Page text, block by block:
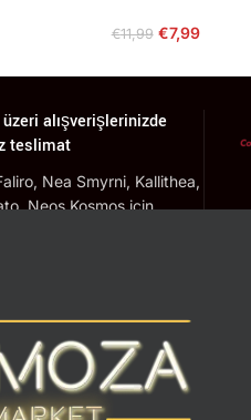
€11,99 €7,99
alışverişlerinizde
teslimat
Nea Smyrni, Kallithea,
Neos Kosmos için